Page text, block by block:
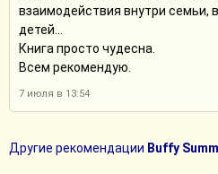
взаимодействия внутри семьи,
детей...
Книга просто чудесна.
Всем рекомендую.
7 июля в 13:54
Другие рекомендации Buffy